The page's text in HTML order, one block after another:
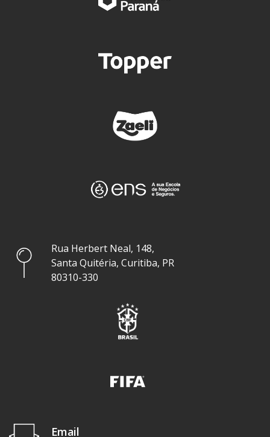
Rua Herbert Neal, 148,
Santa Quitéria, Curitiba, PR
80310-330
Email